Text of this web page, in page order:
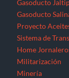
Gasoducto
Gasoducto
Proyecto
Sistema de
Home
Militarización
Minería